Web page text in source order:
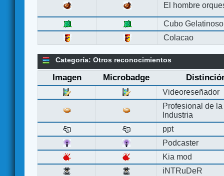
El hombre
Cubo Gelatinoso
Colacao
Categoría: Otros reconocimientos
Imagen Microbadge
Videoreseñador
Profesional de la
Industria
ppt
Podcaster
Kia mod
iNTRuDeR